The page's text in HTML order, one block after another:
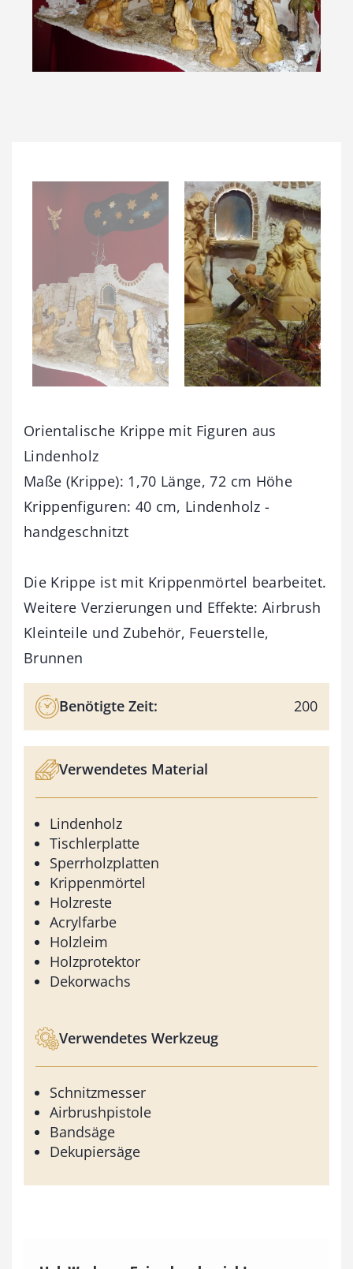
Orientalische Krippe mit Figuren aus
Lindenholz
Maße (Krippe): 1,70 Länge, 72 cm Höhe
Krippenfiguren: 40 cm, Lindenholz -
handgeschnitzt
Die Krippe ist mit Krippenmörtel bearbeitet.
Weitere Verzierungen und Effekte: Airbrush
Kleinteile und Zubehör, Feuerstelle,
Brunnen
Benötigte Zeit: 200
Verwendetes Material
Lindenholz
Tischlerplatte
Sperrholzplatten
Krippenmörtel
Holzreste
Acrylfarbe
Holzleim
Holzprotektor
Dekorwachs
Verwendetes Werkzeug
Schnitzmesser
Airbrushpistole
Bandsäge
Dekupiersäge